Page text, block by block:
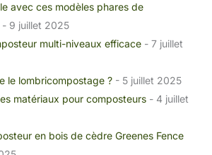
avec ces modèles phares de
- 9 juillet 2025
multi-niveaux efficace - 7 juillet
le lombricompostage ? - 5 juillet 2025
matériaux pour composteurs - 4 juillet
en bois de cèdre Greenes Fence